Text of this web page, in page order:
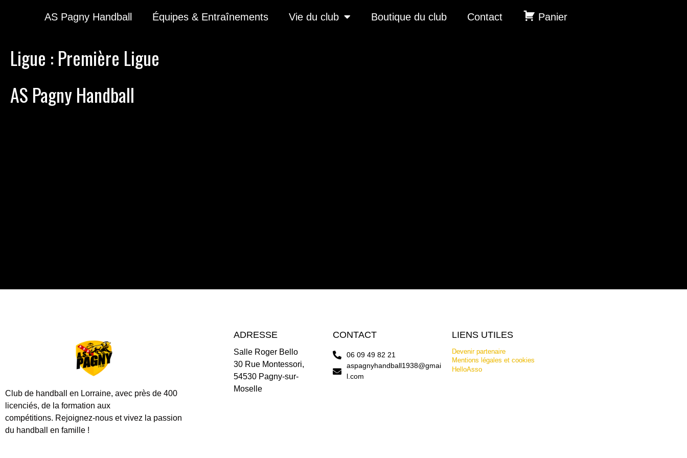
AS Pagny Handball Équipes & Entraînements Vie du club Boutique du club Contact Panier
Ligue : Première Ligue
AS Pagny Handball
Club de handball en Lorraine, avec près de 400
licenciés, de la formation aux
compétitions. Rejoignez-nous et vivez la passion
du handball en famille !
ADRESSE
Salle Roger Bello
30 Rue Montessori,
54530 Pagny-sur-
Moselle
CONTACT
06 09 49 82 21
aspagnyhandball1938@gmai
l.com
LIENS UTILES
Devenir partenaire
Mentions légales et cookies
HelloAsso